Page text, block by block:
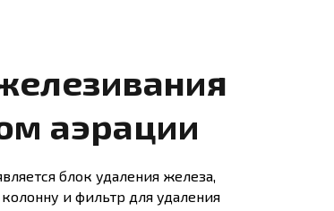
аэрации
блок удаления железа,
и фильтр для удаления